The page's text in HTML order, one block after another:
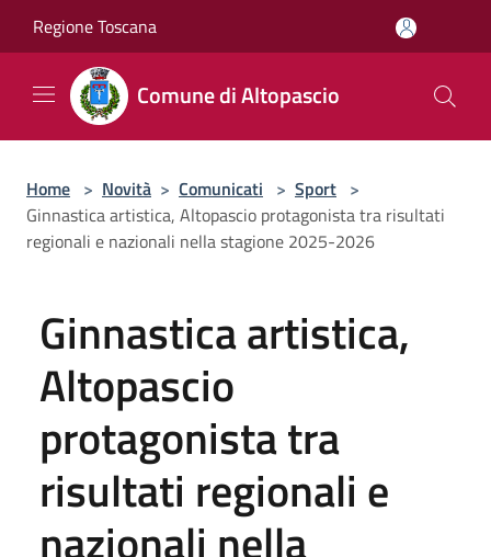
Regione Toscana
Comune di Altopascio
Home > Novità > Comunicati > Sport >
Ginnastica artistica, Altopascio protagonista tra risultati
regionali e nazionali nella stagione 2025-2026
Ginnastica artistica,
Altopascio
protagonista tra
risultati regionali e
nazionali nella